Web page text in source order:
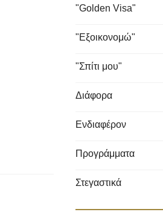
"Golden Visa"
"Εξοικονομώ"
"Σπίτι μου"
Διάφορα
Ενδιαφέρον
Προγράμματα
Στεγαστικά